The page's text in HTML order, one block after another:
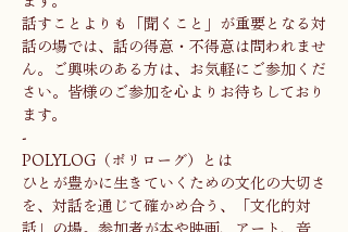
話すことよりも「聞くこと」が重要となる対
話の場では、話の得意・不得意は問われませ
ん。ご興味のある方は、お気軽にご参加くだ
さい。皆様のご参加を心よりお待ちしており
ます。
-
POLYLOG（ポリローグ）とは
ひとが豊かに生きていくための文化の大切さ
を、対話を通じて確かめ合う、「文化的対
話」の場。参加者が本や映画、アート、音